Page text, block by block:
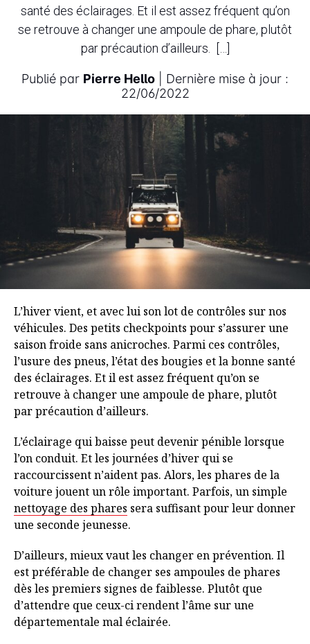
santé des éclairages. Et il est assez fréquent qu’on
se retrouve à changer une ampoule de phare, plutôt
par précaution d’ailleurs. […]
Publié par Pierre Hello | Dernière mise à jour :
22/06/2022
L’hiver vient, et avec lui son lot de contrôles sur nos
véhicules. Des petits checkpoints pour s’assurer une
saison froide sans anicroches. Parmi ces contrôles,
l’usure des pneus, l’état des bougies et la bonne santé
des éclairages. Et il est assez fréquent qu’on se
retrouve à changer une ampoule de phare, plutôt
par précaution d’ailleurs.
L’éclairage qui baisse peut devenir pénible lorsque
l’on conduit. Et les journées d’hiver qui se
raccourcissent n’aident pas. Alors, les phares de la
voiture jouent un rôle important. Parfois, un simple
nettoyage des phares sera suffisant pour leur donner
une seconde jeunesse.
D’ailleurs, mieux vaut les changer en prévention. Il
est préférable de changer ses ampoules de phares
dès les premiers signes de faiblesse. Plutôt que
d’attendre que ceux-ci rendent l’âme sur une
départementale mal éclairée.